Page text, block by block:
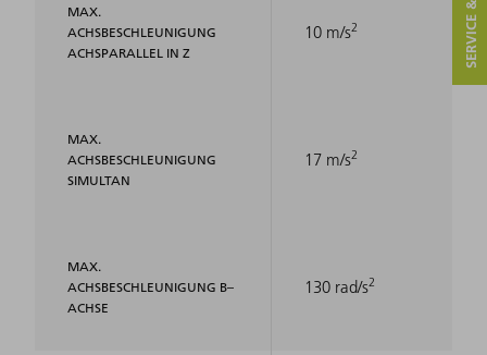
MAX.
ACHSBESCHLEUNIGUNG
ACHSPARALLEL IN Z
MAX.
ACHSBESCHLEUNIGUNG
SIMULTAN
MAX.
ACHSBESCHLEUNIGUNG B–
ACHSE
10 m/s2
17 m/s2
130 rad/s2